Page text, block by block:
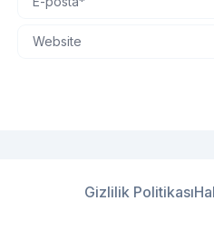
Gizlilik Politikası